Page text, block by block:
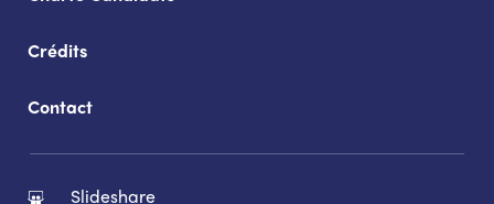
Crédits
Contact
Slideshare